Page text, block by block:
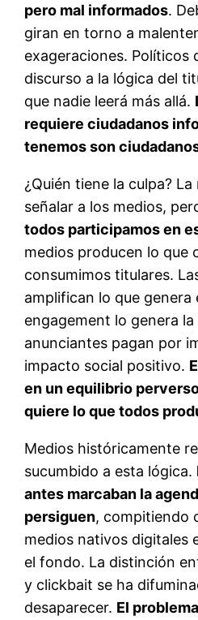
pero mal informados.
giran en torno a
exageraciones. Políticos
discurso a la lógica del
que nadie leerá más allá.
requiere ciudadanos
tenemos son
¿Quién tiene la culpa?
señalar a los medios,
todos participamos en
medios producen lo que
consumimos titulares.
amplifican lo que genera
engagement lo genera
anunciantes pagan por
impacto social positivo.
en un equilibrio
quiere lo que todos
Medios históricamente
sucumbido a esta lógica.
antes marcaban la
persiguen, compitiendo
medios nativos digitales
el fondo. La distinción
y clickbait se ha
desaparecer. El